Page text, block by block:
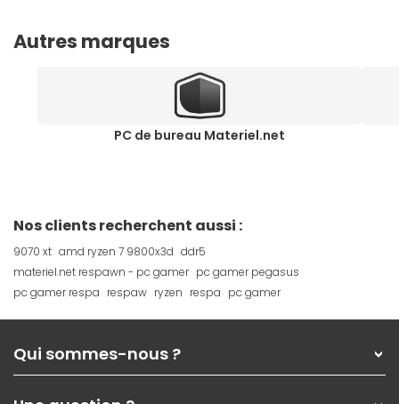
Autres marques
PC de bureau Materiel.net
Nos clients recherchent aussi :
9070 xt amd ryzen 7 9800x3d ddr5
materiel.net respawn - pc gamer pc gamer pegasus
pc gamer respa respaw ryzen respa pc gamer
Qui sommes-nous ?